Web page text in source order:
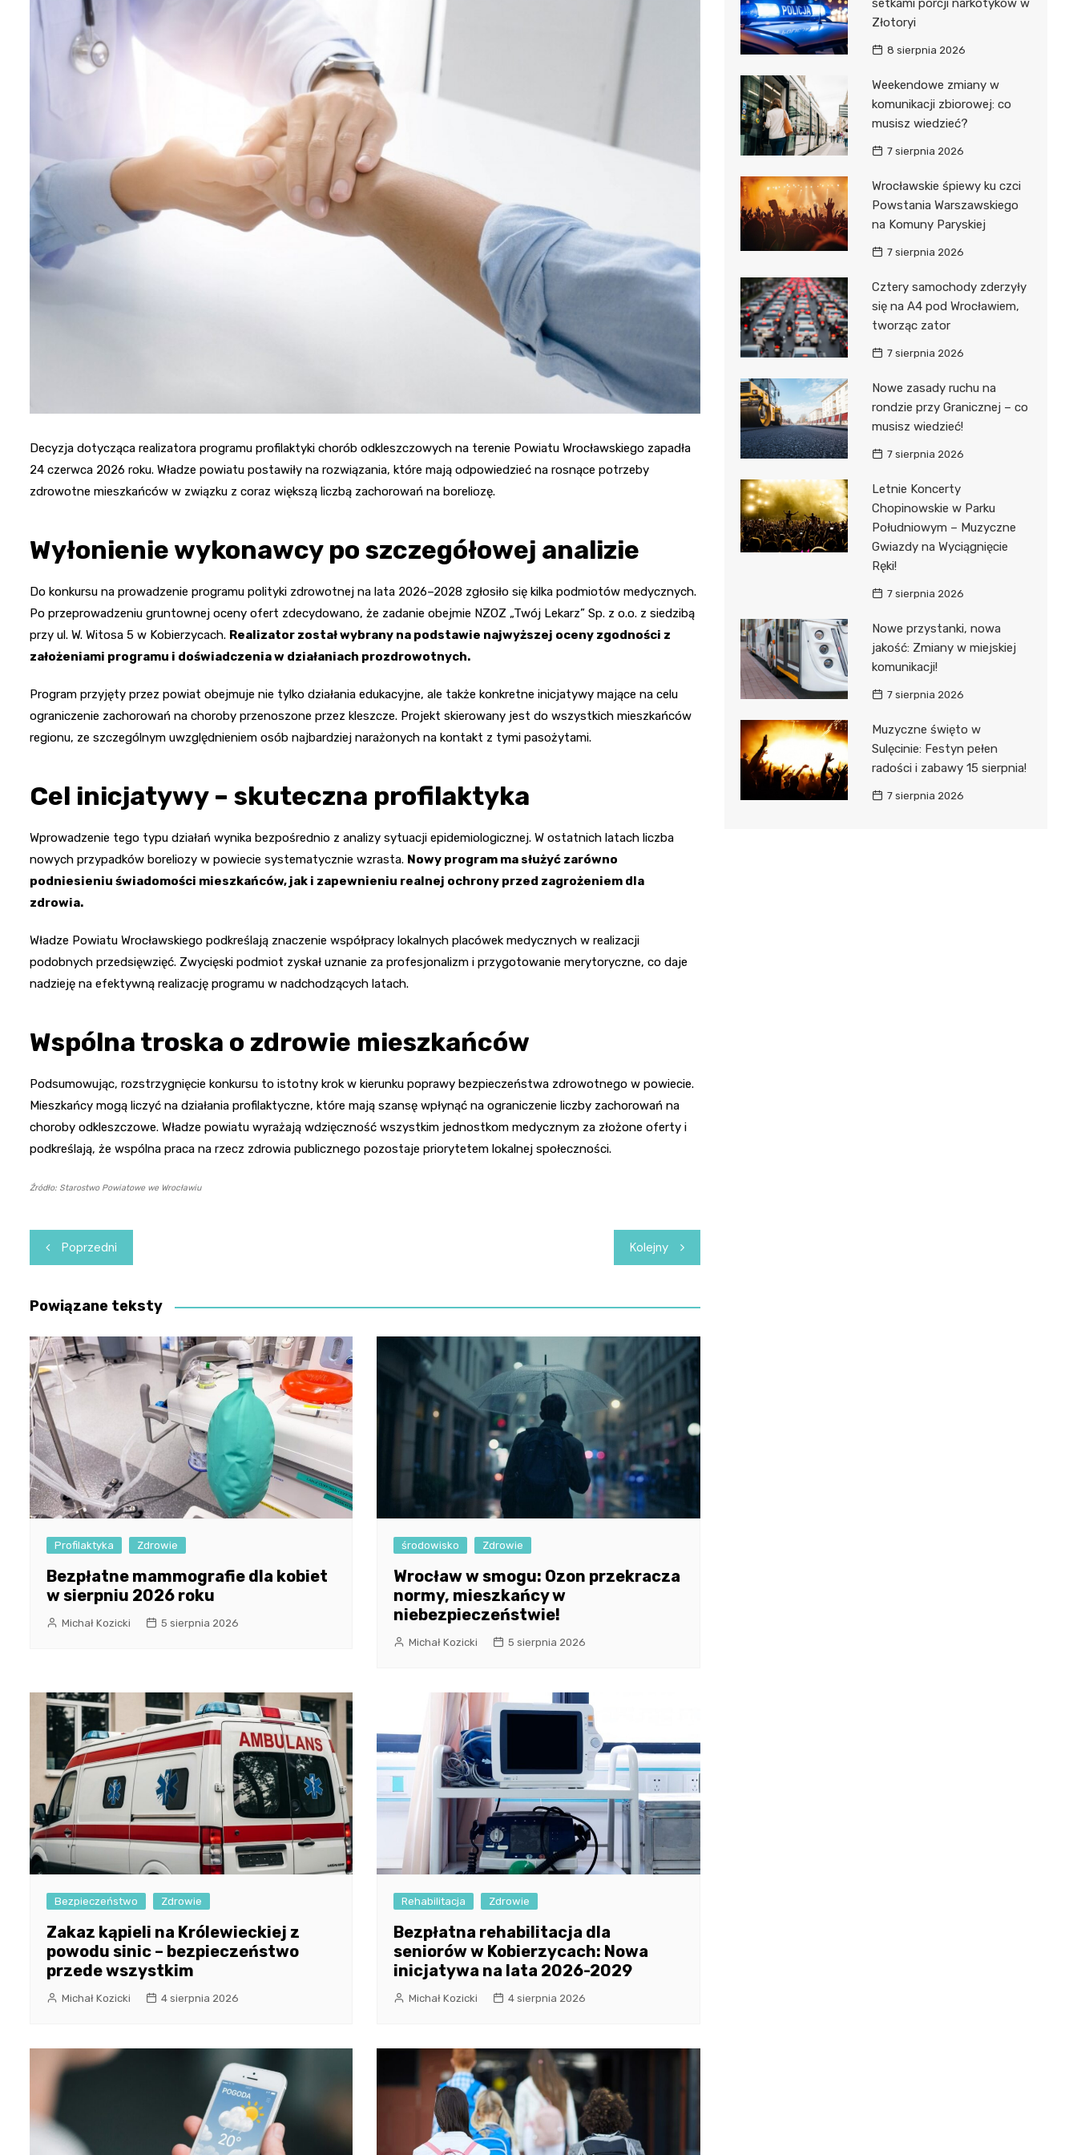
Decyzja dotycząca realizatora programu profilaktyki chorób odkleszczowych na terenie Powiatu Wrocławskiego zapadła
24 czerwca 2026 roku. Władze powiatu postawiły na rozwiązania, które mają odpowiedzieć na rosnące potrzeby
zdrowotne mieszkańców w związku z coraz większą liczbą zachorowań na boreliozę.
Wyłonienie wykonawcy po szczegółowej analizie
Do konkursu na prowadzenie programu polityki zdrowotnej na lata 2026–2028 zgłosiło się kilka podmiotów medycznych.
Po przeprowadzeniu gruntownej oceny ofert zdecydowano, że zadanie obejmie NZOZ „Twój Lekarz” Sp. z o.o. z siedzibą
przy ul. W. Witosa 5 w Kobierzycach. Realizator został wybrany na podstawie najwyższej oceny zgodności z
założeniami programu i doświadczenia w działaniach prozdrowotnych.
Program przyjęty przez powiat obejmuje nie tylko działania edukacyjne, ale także konkretne inicjatywy mające na celu
ograniczenie zachorowań na choroby przenoszone przez kleszcze. Projekt skierowany jest do wszystkich mieszkańców
regionu, ze szczególnym uwzględnieniem osób najbardziej narażonych na kontakt z tymi pasożytami.
Cel inicjatywy – skuteczna profilaktyka
Wprowadzenie tego typu działań wynika bezpośrednio z analizy sytuacji epidemiologicznej. W ostatnich latach liczba
nowych przypadków boreliozy w powiecie systematycznie wzrasta. Nowy program ma służyć zarówno
podniesieniu świadomości mieszkańców, jak i zapewnieniu realnej ochrony przed zagrożeniem dla
zdrowia.
Władze Powiatu Wrocławskiego podkreślają znaczenie współpracy lokalnych placówek medycznych w realizacji
podobnych przedsięwzięć. Zwycięski podmiot zyskał uznanie za profesjonalizm i przygotowanie merytoryczne, co daje
nadzieję na efektywną realizację programu w nadchodzących latach.
Wspólna troska o zdrowie mieszkańców
Podsumowując, rozstrzygnięcie konkursu to istotny krok w kierunku poprawy bezpieczeństwa zdrowotnego w powiecie.
Mieszkańcy mogą liczyć na działania profilaktyczne, które mają szansę wpłynąć na ograniczenie liczby zachorowań na
choroby odkleszczowe. Władze powiatu wyrażają wdzięczność wszystkim jednostkom medycznym za złożone oferty i
podkreślają, że wspólna praca na rzecz zdrowia publicznego pozostaje priorytetem lokalnej społeczności.
Źródło: Starostwo Powiatowe we Wrocławiu
Nawigacja
wpisu
Poprzedni Kolejny
Powiązane teksty
Profilaktyka Zdrowie
Bezpłatne mammografie dla kobiet
w sierpniu 2026 roku
Michał Kozicki 5 sierpnia 2026
środowisko Zdrowie
Wrocław w smogu: Ozon przekracza
normy, mieszkańcy w
niebezpieczeństwie!
Michał Kozicki 5 sierpnia 2026
Bezpieczeństwo Zdrowie
Zakaz kąpieli na Królewieckiej z
powodu sinic – bezpieczeństwo
przede wszystkim
Michał Kozicki 4 sierpnia 2026
Rehabilitacja Zdrowie
Bezpłatna rehabilitacja dla
seniorów w Kobierzycach: Nowa
inicjatywa na lata 2026-2029
Michał Kozicki 4 sierpnia 2026
setkami porcji narkotyków w
Złotoryi
8 sierpnia 2026
Weekendowe zmiany w
komunikacji zbiorowej: co
musisz wiedzieć?
7 sierpnia 2026
Wrocławskie śpiewy ku czci
Powstania Warszawskiego
na Komuny Paryskiej
7 sierpnia 2026
Cztery samochody zderzyły
się na A4 pod Wrocławiem,
tworząc zator
7 sierpnia 2026
Nowe zasady ruchu na
rondzie przy Granicznej – co
musisz wiedzieć!
7 sierpnia 2026
Letnie Koncerty
Chopinowskie w Parku
Południowym – Muzyczne
Gwiazdy na Wyciągnięcie
Ręki!
7 sierpnia 2026
Nowe przystanki, nowa
jakość: Zmiany w miejskiej
komunikacji!
7 sierpnia 2026
Muzyczne święto w
Sulęcinie: Festyn pełen
radości i zabawy 15 sierpnia!
7 sierpnia 2026